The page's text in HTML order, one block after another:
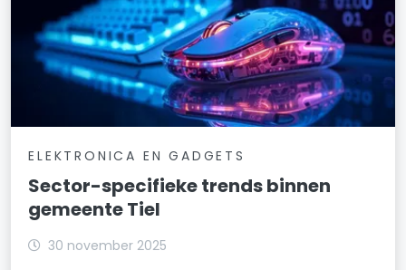
ELEKTRONICA EN GADGETS
Sector-specifieke trends binnen
gemeente Tiel
30 november 2025